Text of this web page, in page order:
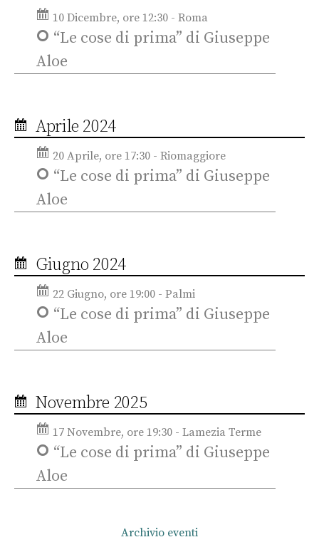
10 Dicembre, ore 12:30 - Roma
“Le cose di prima” di Giuseppe
Aloe
Aprile 2024
20 Aprile, ore 17:30 - Riomaggiore
“Le cose di prima” di Giuseppe
Aloe
Giugno 2024
22 Giugno, ore 19:00 - Palmi
“Le cose di prima” di Giuseppe
Aloe
Novembre 2025
17 Novembre, ore 19:30 - Lamezia Terme
“Le cose di prima” di Giuseppe
Aloe
Archivio eventi